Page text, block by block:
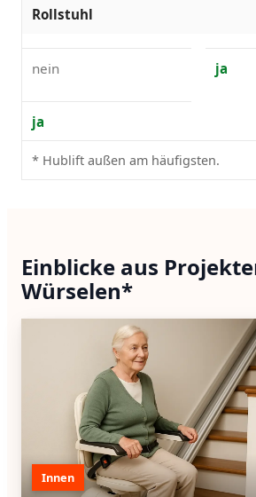
Rollstuhl
nein ja
ja
* Hublift außen am häufigsten.
Einblicke aus
Würselen*
Innen